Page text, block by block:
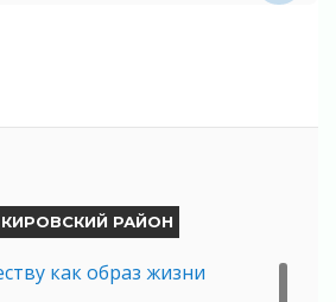
КИРОВСКИЙ РАЙОН
как образ жизни